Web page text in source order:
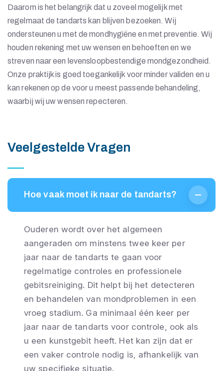
Daarom is het belangrijk dat u zoveel mogelijk met
regelmaat de tandarts kan blijven bezoeken. Wij
ondersteunen u met de mondhygiëne en met preventie. Wij
houden rekening met uw wensen en behoeften en we
streven naar een levensloopbestendige mondgezondheid.
Onze praktijk is goed toegankelijk voor minder validen en u
kan rekenen op de voor u meest passende behandeling,
waarbij wij uw wensen repecteren.
Veelgestelde Vragen
Hoe vaak moet ik naar de tandarts?
Ouderen wordt over het algemeen
aangeraden om minstens twee keer per
jaar naar de tandarts te gaan voor
regelmatige controles en professionele
gebitsreiniging. Dit helpt bij het detecteren
en behandelen van mondproblemen in een
vroeg stadium. Ga minimaal één keer per
jaar naar de tandarts voor controle, ook als
u een kunstgebit heeft. Het kan zijn dat er
een vaker controle nodig is, afhankelijk van
uw specifieke situatie.